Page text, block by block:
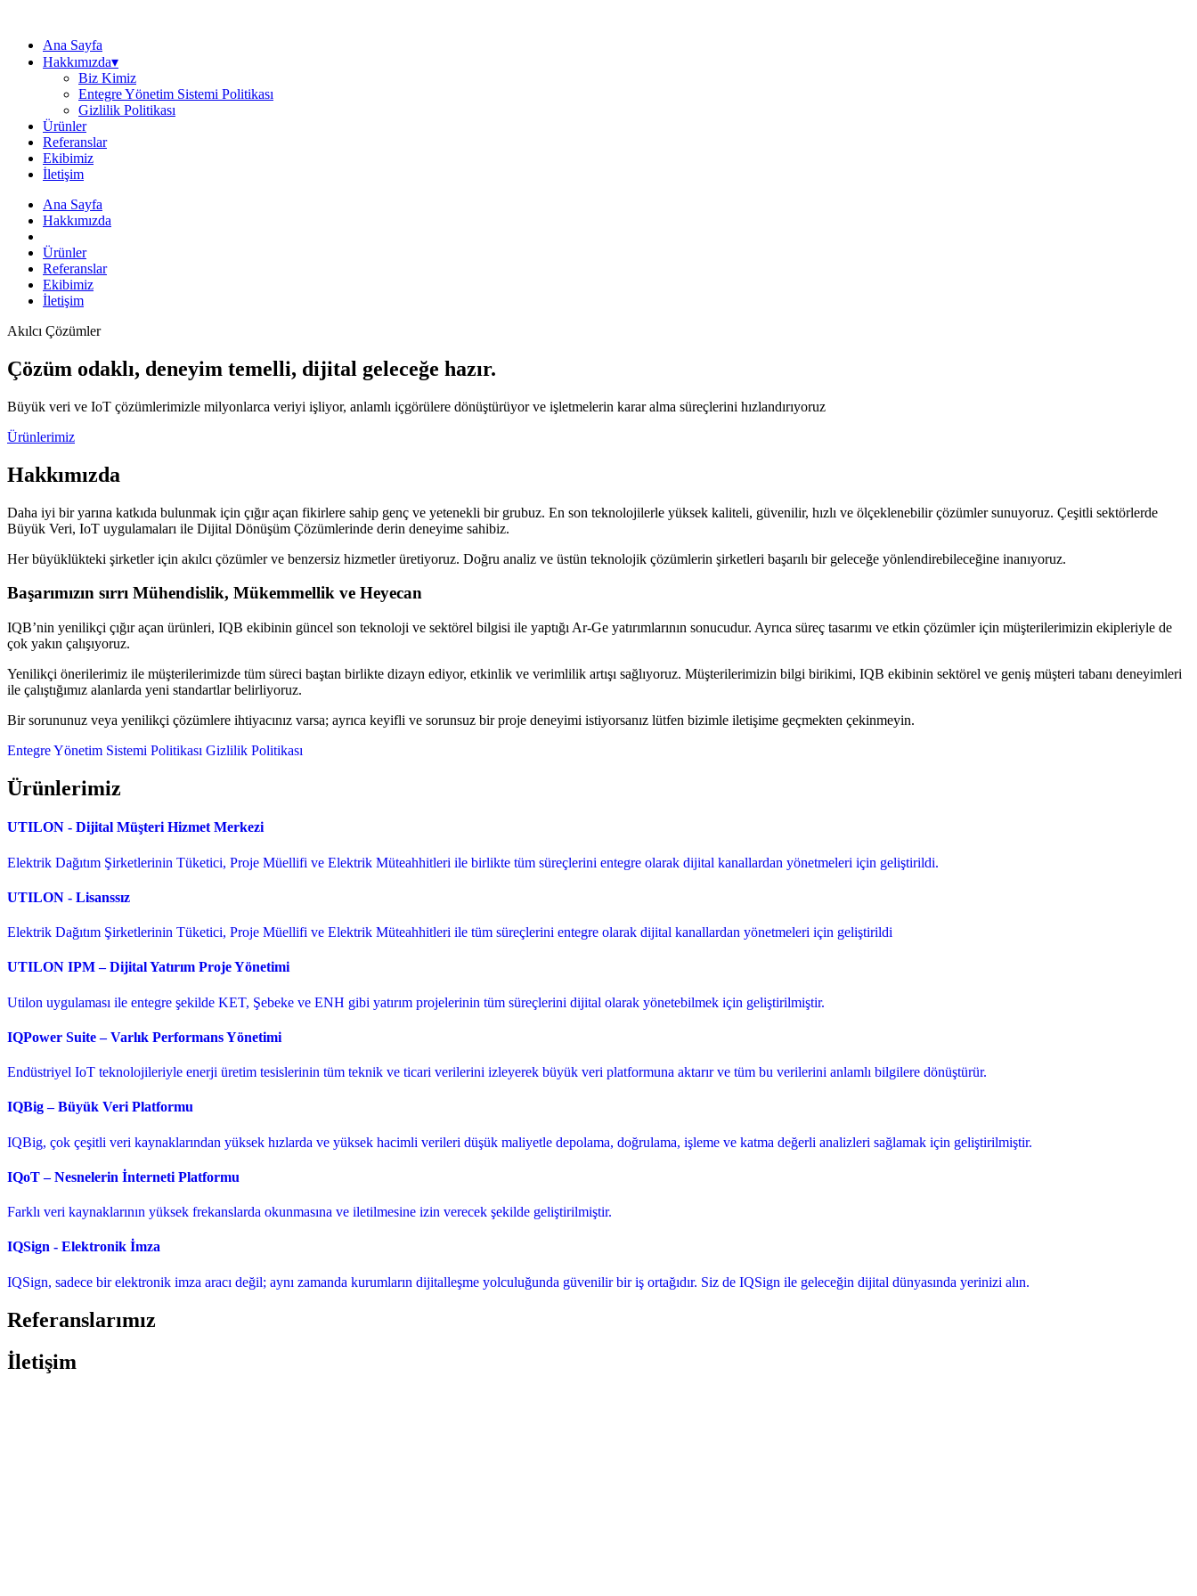
Ana Sayfa
Hakkımızda▾
Biz Kimiz
Entegre Yönetim Sistemi Politikası
Gizlilik Politikası
Ürünler
Referanslar
Ekibimiz
İletişim
Ana Sayfa
Hakkımızda
Ürünler
Referanslar
Ekibimiz
İletişim
Akılcı Çözümler
Çözüm odaklı, deneyim temelli, dijital geleceğe hazır.
Büyük veri ve IoT çözümlerimizle milyonlarca veriyi işliyor, anlamlı içgörülere dönüştürüyor ve işletmelerin karar alma süreçlerini hızlandırıyoruz
Ürünlerimiz
Hakkımızda
Daha iyi bir yarına katkıda bulunmak için çığır açan fikirlere sahip genç ve yetenekli bir grubuz. En son teknolojilerle yüksek kaliteli, güvenilir, hızlı ve ölçeklenebilir çözümler sunuyoruz. Çeşitli sektörlerde
Büyük Veri, IoT uygulamaları ile Dijital Dönüşüm Çözümlerinde derin deneyime sahibiz.
Her büyüklükteki şirketler için akılcı çözümler ve benzersiz hizmetler üretiyoruz. Doğru analiz ve üstün teknolojik çözümlerin şirketleri başarılı bir geleceğe yönlendirebileceğine inanıyoruz.
Başarımızın sırrı Mühendislik, Mükemmellik ve Heyecan
IQB’nin yenilikçi çığır açan ürünleri, IQB ekibinin güncel son teknoloji ve sektörel bilgisi ile yaptığı Ar-Ge yatırımlarının sonucudur. Ayrıca süreç tasarımı ve etkin çözümler için müşterilerimizin ekipleriyle de
çok yakın çalışıyoruz.
Yenilikçi önerilerimiz ile müşterilerimizde tüm süreci baştan birlikte dizayn ediyor, etkinlik ve verimlilik artışı sağlıyoruz. Müşterilerimizin bilgi birikimi, IQB ekibinin sektörel ve geniş müşteri tabanı deneyimleri
ile çalıştığımız alanlarda yeni standartlar belirliyoruz.
Bir sorununuz veya yenilikçi çözümlere ihtiyacınız varsa; ayrıca keyifli ve sorunsuz bir proje deneyimi istiyorsanız lütfen bizimle iletişime geçmekten çekinmeyin.
Entegre Yönetim Sistemi Politikası Gizlilik Politikası
Ürünlerimiz
UTILON - Dijital Müşteri Hizmet Merkezi
Elektrik Dağıtım Şirketlerinin Tüketici, Proje Müellifi ve Elektrik Müteahhitleri ile birlikte tüm süreçlerini entegre olarak dijital kanallardan yönetmeleri için geliştirildi.
UTILON - Lisanssız
Elektrik Dağıtım Şirketlerinin Tüketici, Proje Müellifi ve Elektrik Müteahhitleri ile tüm süreçlerini entegre olarak dijital kanallardan yönetmeleri için geliştirildi
UTILON IPM – Dijital Yatırım Proje Yönetimi
Utilon uygulaması ile entegre şekilde KET, Şebeke ve ENH gibi yatırım projelerinin tüm süreçlerini dijital olarak yönetebilmek için geliştirilmiştir.
IQPower Suite – Varlık Performans Yönetimi
Endüstriyel IoT teknolojileriyle enerji üretim tesislerinin tüm teknik ve ticari verilerini izleyerek büyük veri platformuna aktarır ve tüm bu verilerini anlamlı bilgilere dönüştürür.
IQBig – Büyük Veri Platformu
IQBig, çok çeşitli veri kaynaklarından yüksek hızlarda ve yüksek hacimli verileri düşük maliyetle depolama, doğrulama, işleme ve katma değerli analizleri sağlamak için geliştirilmiştir.
IQoT – Nesnelerin İnterneti Platformu
Farklı veri kaynaklarının yüksek frekanslarda okunmasına ve iletilmesine izin verecek şekilde geliştirilmiştir.
IQSign - Elektronik İmza
IQSign, sadece bir elektronik imza aracı değil; aynı zamanda kurumların dijitalleşme yolculuğunda güvenilir bir iş ortağıdır. Siz de IQSign ile geleceğin dijital dünyasında yerinizi alın.
Referanslarımız
İletişim